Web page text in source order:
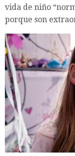
vida de niño
porque son